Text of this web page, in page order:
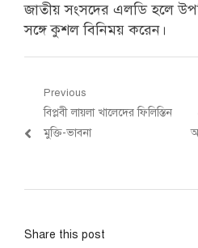
জাতীয় সংসদের এলডি হলে
সঙ্গে কুশল বিনিময় করেন।
Post
navigation
Previous
Previous
post:
বিপ্লবী লায়লা খালেদের ফিলিস্তিন
মুক্তি-ভাবনা
Share this post